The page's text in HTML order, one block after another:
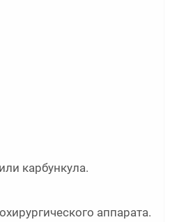
карбункула.
аппарата.